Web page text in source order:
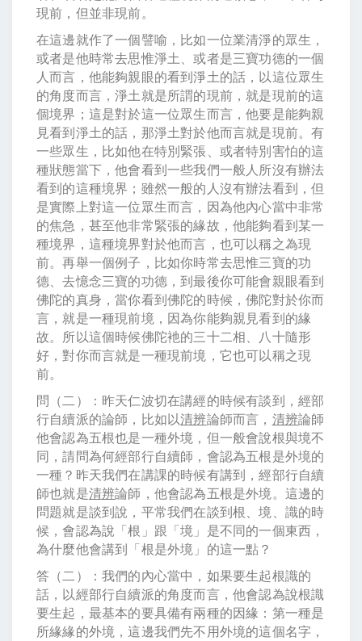
現前，但並非現前。
在這邊就作了一個譬喻，比如一位業清淨的眾生，
或者是他時常去思惟淨土、或者是三寶功德的一個
人而言，他能夠親眼的看到淨土的話，以這位眾生
的角度而言，淨土就是所謂的現前，就是現前的這
個境界；這是對於這一位眾生而言，他要是能夠親
見看到淨土的話，那淨土對於他而言就是現前。有
一些眾生，比如他在特別緊張、或者特別害怕的這
種狀態當下，他會看到一些我們一般人所沒有辦法
看到的這種境界；雖然一般的人沒有辦法看到，但
是實際上對這一位眾生而言，因為他內心當中非常
的焦急，甚至他非常緊張的緣故，他能夠看到某一
種境界，這種境界對於他而言，也可以稱之為現
前。再舉一個例子，比如你時常去思惟三寶的功
德、去憶念三寶的功德，到最後你可能會親眼看到
佛陀的真身，當你看到佛陀的時候，佛陀對於你而
言，就是一種現前境，因為你能夠親見看到的緣
故。所以這個時候佛陀衪的三十二相、八十隨形
好，對你而言就是一種現前境，它也可以稱之現
前。
問（二）：昨天仁波切在講經的時候有談到，經部
行自續派的論師，比如以清辨論師而言， 清辨論師
他會認為五根也是一種外境，但一般會說根與境不
同，請問為何經部行自續師，會認為五根是外境的
一種？昨天我們在講課的時候有講到，經部行自續
師也就是清辨論師，他會認為五根是外境。這邊的
問題就是談到說，平常我們在談到根、境、識的時
候，會認為說「根」跟「境」是不同的一個東西，
為什麼他會講到「根是外境」的這一點？
答（二）：我們的內心當中，如果要生起根識的
話，以經部行自續派的角度而言，他會認為說根識
要生起，最基本的要具備有兩種的因緣：第一種是
所緣緣的外境，這邊我們先不用外境的這個名字，